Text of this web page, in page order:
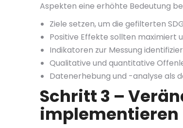
Aspekten eine erhöhte Bedeutung
Ziele setzen, um die gefilterten
Positive Effekte sollten maximiert
Indikatoren zur Messung
Qualitative und quantitative
Datenerhebung und -analyse als
Schritt 3 –
implementieren